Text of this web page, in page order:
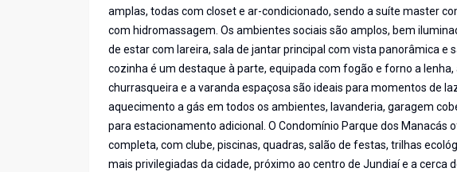
amplas, todas com closet e ar-condicionado, sendo a suíte master
com hidromassagem. Os ambientes sociais são amplos, bem
de estar com lareira, sala de jantar principal com vista panorâmica e
cozinha é um destaque à parte, equipada com fogão e forno a
churrasqueira e a varanda espaçosa são ideais para momentos de
aquecimento a gás em todos os ambientes, lavanderia, garagem
para estacionamento adicional. O Condomínio Parque dos
completa, com clube, piscinas, quadras, salão de festas, trilhas
mais privilegiadas da cidade, próximo ao centro de Jundiaí e a cerca